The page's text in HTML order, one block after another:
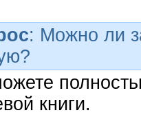
: Можно ли
книги.